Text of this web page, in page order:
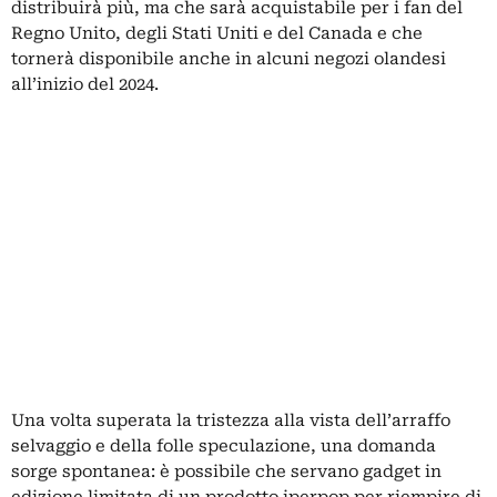
distribuirà più, ma che sarà acquistabile per i fan del
Regno Unito, degli Stati Uniti e del Canada e che
tornerà disponibile anche in alcuni negozi olandesi
all’inizio del 2024.
Una volta superata la tristezza alla vista dell’arraffo
selvaggio e della folle speculazione, una domanda
sorge spontanea: è possibile che servano gadget in